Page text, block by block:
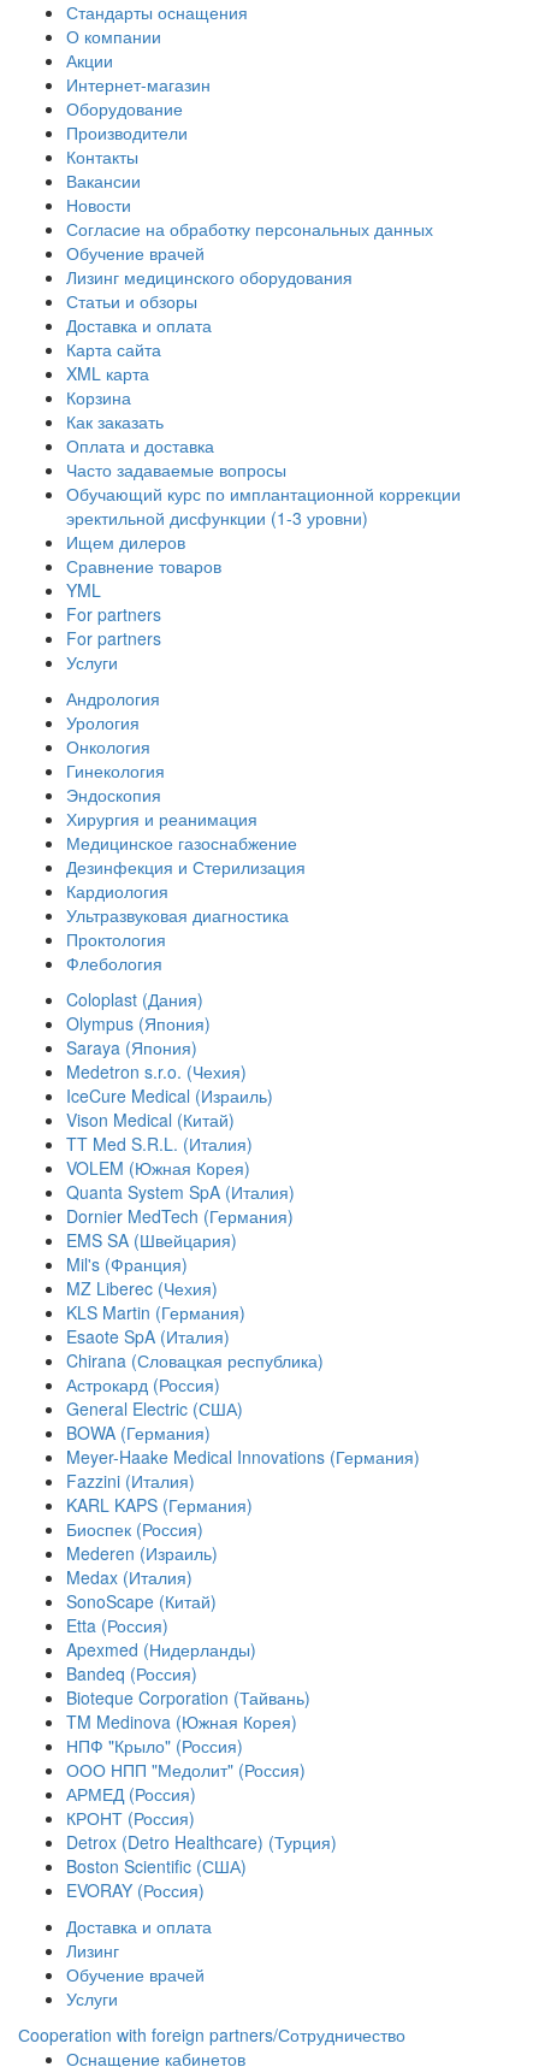
Стандарты оснащения
О компании
Акции
Интернет-магазин
Оборудование
Производители
Контакты
Вакансии
Новости
Согласие на обработку персональных данных
Обучение врачей
Лизинг медицинского оборудования
Статьи и обзоры
Доставка и оплата
Карта сайта
XML карта
Корзина
Как заказать
Оплата и доставка
Часто задаваемые вопросы
Обучающий курс по имплантационной коррекции
эректильной дисфункции (1-3 уровни)
Ищем дилеров
Сравнение товаров
YML
For partners
For partners
Услуги
Андрология
Урология
Онкология
Гинекология
Эндоскопия
Хирургия и реанимация
Медицинское газоснабжение
Дезинфекция и Стерилизация
Кардиология
Ультразвуковая диагностика
Проктология
Флебология
Coloplast (Дания)
Olympus (Япония)
Saraya (Япония)
Medetron s.r.o. (Чехия)
IceCure Medical (Израиль)
Vison Medical (Китай)
TT Med S.R.L. (Италия)
VOLEM (Южная Корея)
Quanta System SpA (Италия)
Dornier MedTech (Германия)
EMS SA (Швейцария)
Mil's (Франция)
MZ Liberec (Чехия)
KLS Martin (Германия)
Esaote SpA (Италия)
Chirana (Словацкая республика)
Астрокард (Россия)
General Electric (США)
BOWA (Германия)
Meyer-Haake Medical Innovations (Германия)
Fazzini (Италия)
KARL KAPS (Германия)
Биоспек (Россия)
Mederen (Израиль)
Medax (Италия)
SonoScape (Китай)
Etta (Россия)
Apexmed (Нидерланды)
Bandeq (Россия)
Bioteque Corporation (Тайвань)
TM Medinova (Южная Корея)
НПФ "Крыло" (Россия)
ООО НПП "Медолит" (Россия)
АРМЕД (Россия)
КРОНТ (Россия)
Detrox (Detro Healthcare) (Турция)
Boston Scientific (США)
EVORAY (Россия)
Доставка и оплата
Лизинг
Обучение врачей
Услуги
Сooperation with foreign partners/Сотрудничество
Оснащение кабинетов